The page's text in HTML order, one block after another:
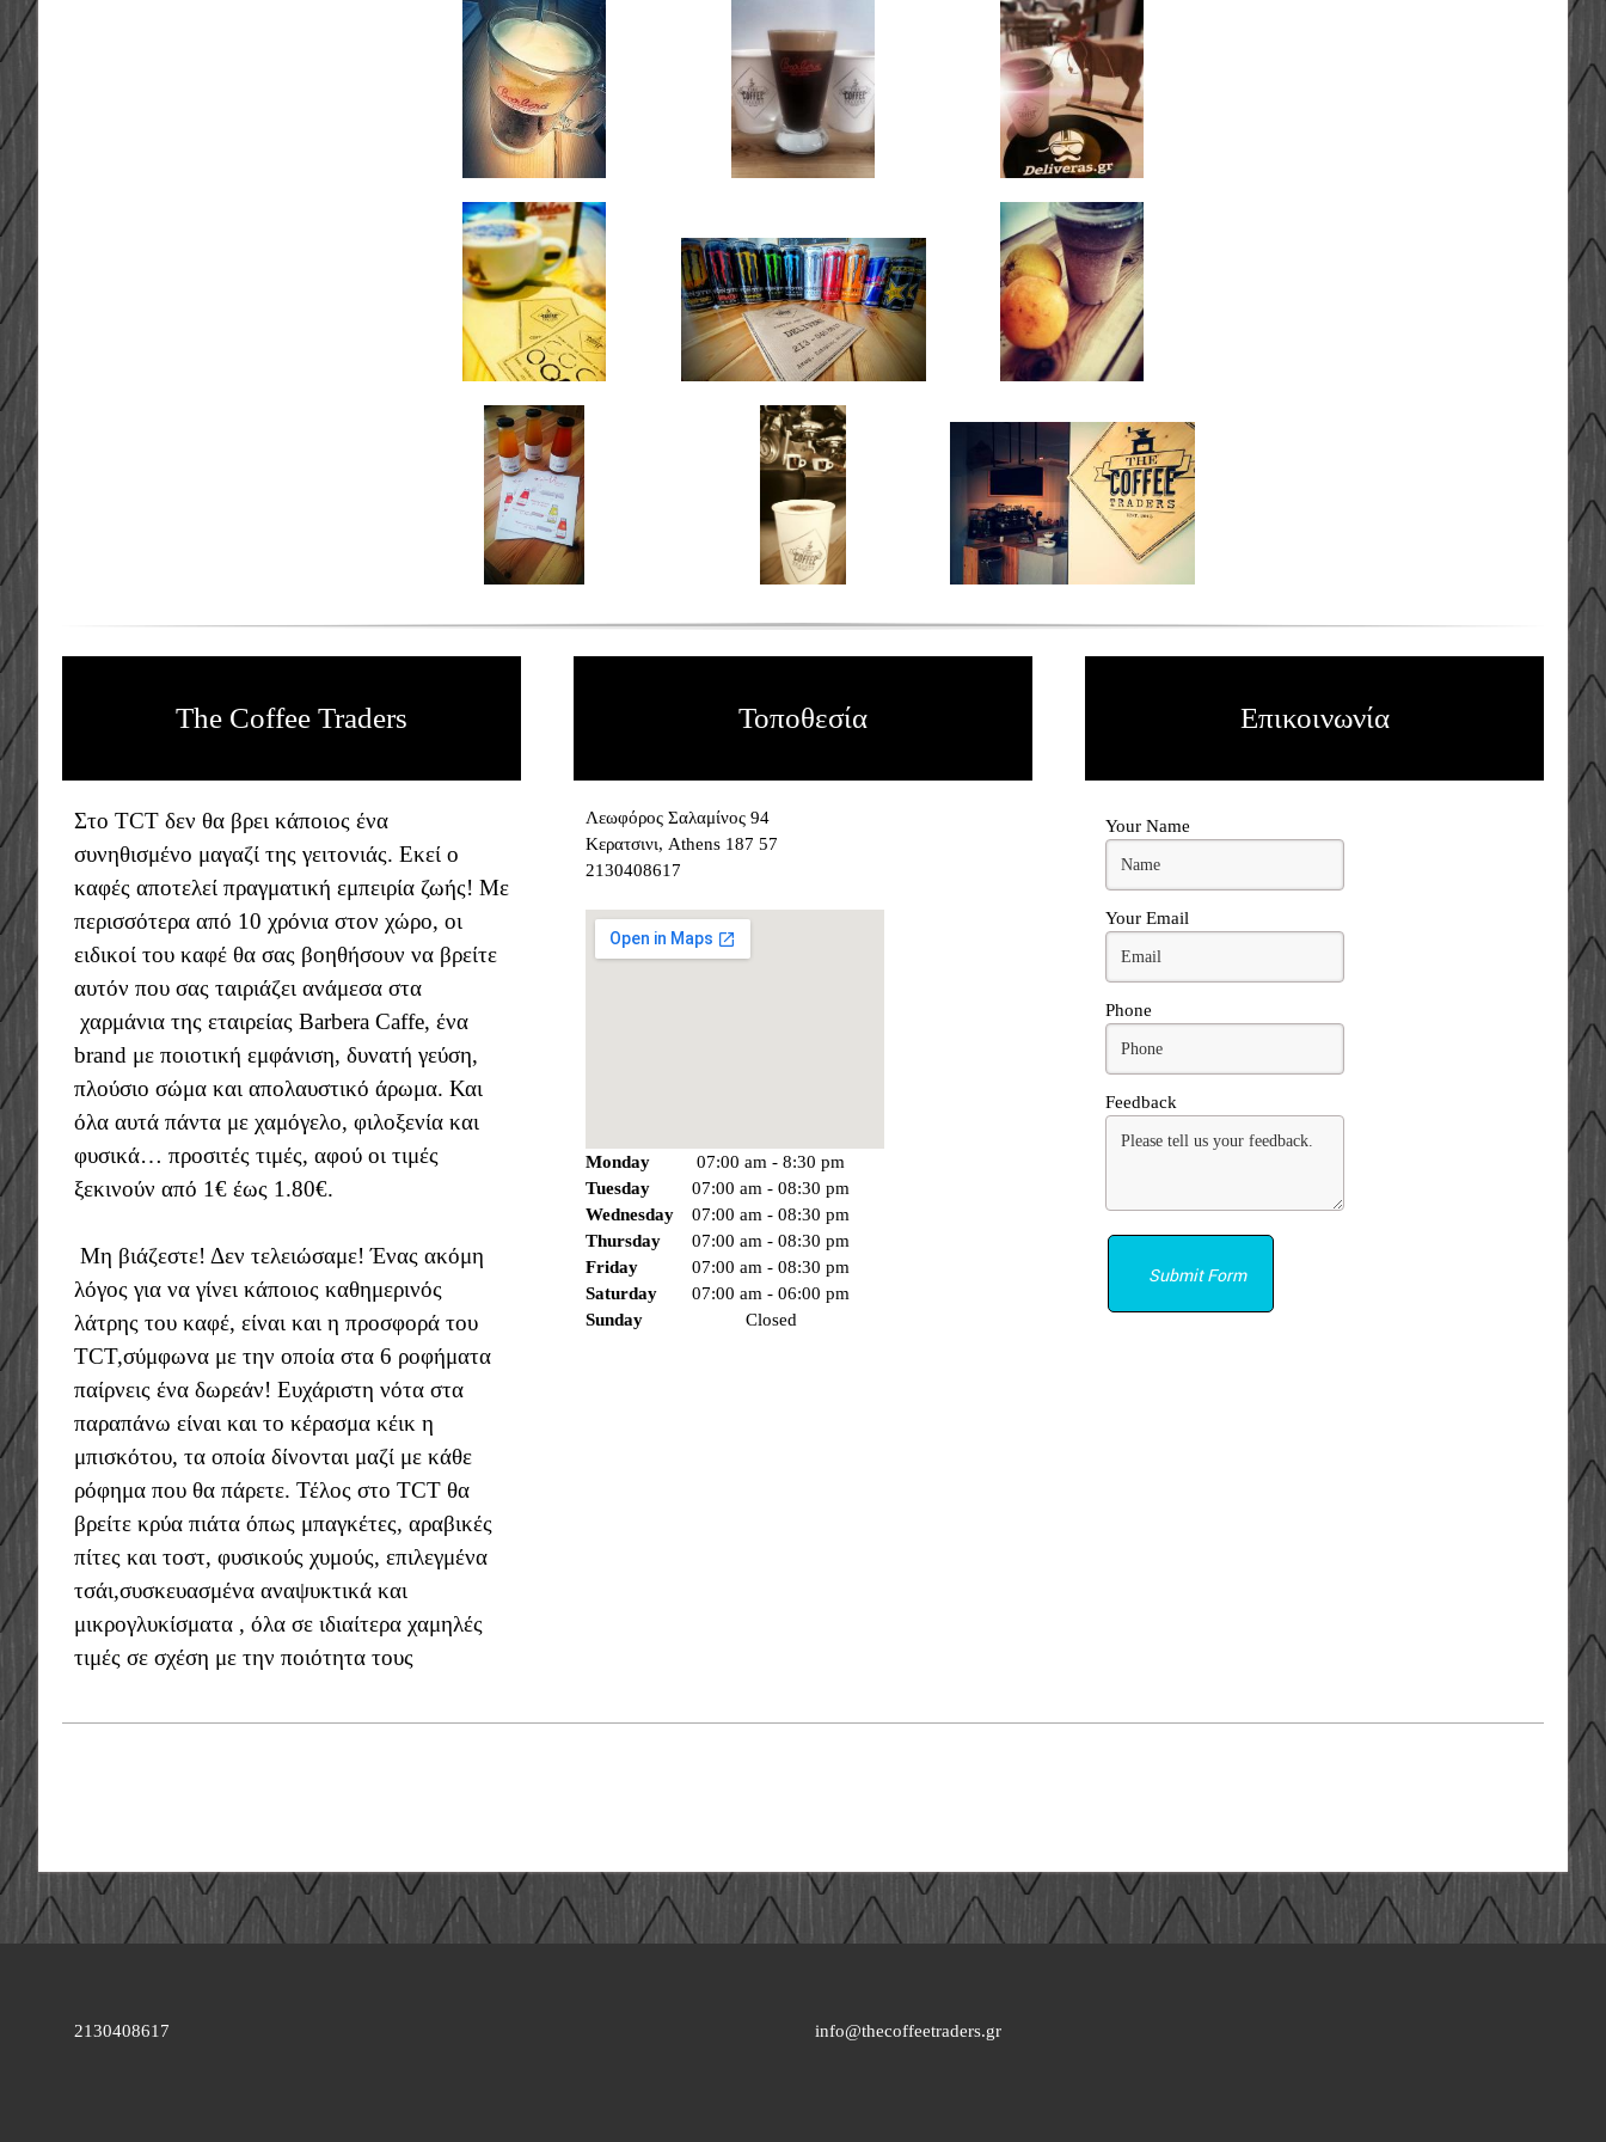
The Coffee Traders
Στο TCT δεν θα βρει κάποιος ένα
συνηθισμένο μαγαζί της γειτονιάς. Εκεί ο
καφές αποτελεί πραγματική εμπειρία ζωής! Με
περισσότερα από 10 χρόνια στον χώρο, οι
ειδικοί του καφέ θα σας βοηθήσουν να βρείτε
αυτόν που σας ταιριάζει ανάμεσα στα
χαρμάνια της εταιρείας Barbera Caffe, ένα
brand με ποιοτική εμφάνιση, δυνατή γεύση,
πλούσιο σώμα και απολαυστικό άρωμα. Και
όλα αυτά πάντα με χαμόγελο, φιλοξενία και
φυσικά… προσιτές τιμές, αφού οι τιμές
ξεκινούν από 1€ έως 1.80€.
Μη βιάζεστε! Δεν τελειώσαμε! Ένας ακόμη
λόγος για να γίνει κάποιος καθημερινός
λάτρης του καφέ, είναι και η προσφορά του
TCT,σύμφωνα με την oποία στα 6 ροφήματα
παίρνεις ένα δωρεάν! Ευχάριστη νότα στα
παραπάνω είναι και το κέρασμα κέικ η
μπισκότου, τα οποία δίνονται μαζί με κάθε
ρόφημα που θα πάρετε. Τέλος στο TCT θα
βρείτε κρύα πιάτα όπως μπαγκέτες, αραβικές
πίτες και τοστ, φυσικούς χυμούς, επιλεγμένα
τσάι,συσκευασμένα αναψυκτικά και
μικρογλυκίσματα , όλα σε ιδιαίτερα χαμηλές
τιμές σε σχέση με την ποιότητα τους
Τοποθεσία
Λεωφόρος Σαλαμίνος 94
Κερατσινι, Athens 187 57
2130408617
Monday 07:00 am - 8:30 pm
Tuesday
07:00 am - 08:30 pm
Wednesday
07:00 am - 08:30 pm
Thursday
07:00 am - 08:30 pm
Friday
07:00 am - 08:30 pm
Saturday
07:00 am - 06:00 pm
Sunday
Closed
Επικοινωνία
Your Name
Your Email
Phone
Feedback
Submit Form
2130408617 info@thecoffeetraders.gr